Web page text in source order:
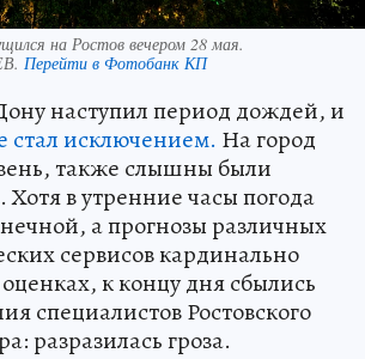
на Ростов вечером 28 мая.
Перейти в Фотобанк КП
наступил период дождей, и
стал исключением. На город
также слышны были
Хотя в утренние часы погода
а прогнозы различных
сервисов кардинально
к концу дня сбылись
специалистов Ростовского
разразилась гроза.